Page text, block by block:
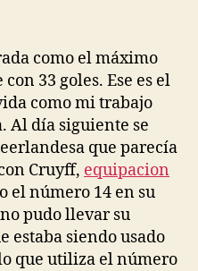
como el máximo
33 goles. Ese es el
como mi trabajo
Al día siguiente se
que parecía
Cruyff, equipacion
el número 14 en su
pudo llevar su
estaba siendo usado
que utiliza el número